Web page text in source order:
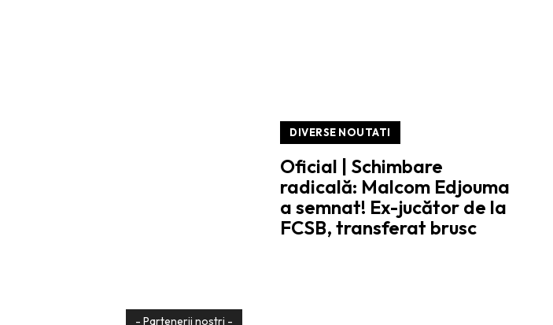
DIVERSE NOUTATI
Oficial | Schimbare
radicală: Malcom Edjouma
a semnat! Ex-jucător de la
FCSB, transferat brusc
- Partenerii nostri -